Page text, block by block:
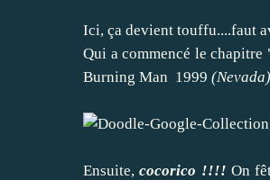
Ici, ça devient touffu....faut
Qui a commencé le
Burning Man 1999 (Nevada)
Ensuite,cocorico !!!! On